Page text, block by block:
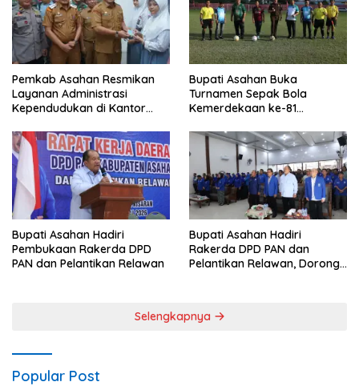
Pemkab Asahan Resmikan
Layanan Administrasi
Kependudukan di Kantor
Bupati Asahan Buka
Turnamen Sepak Bola
Kemerdekaan ke-81
0208/Asahan
Bupati Asahan Hadiri
Pembukaan Rakerda DPD
PAN dan Pelantikan Relawan
Bupati Asahan Hadiri
Rakerda DPD PAN dan
Pelantikan Relawan, Dorong
Selengkapnya
Popular Post